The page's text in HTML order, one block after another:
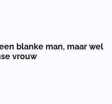
blanke man, maar wel
vrouw